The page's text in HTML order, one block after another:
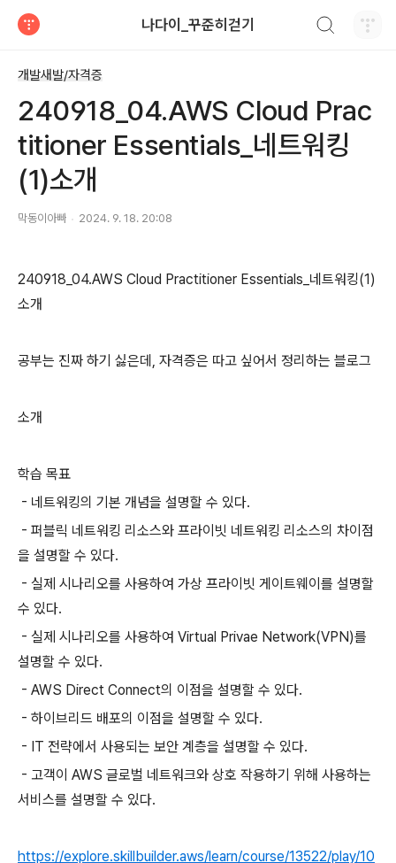
나다이_꾸준히걷기
개발새발/자격증
240918_04.AWS Cloud Prac
titioner Essentials_네트워킹
(1)소개
막동이아빠 2024. 9. 18. 20:08
240918_04.AWS Cloud Practitioner Essentials_네트워킹(1)
소개
공부는 진짜 하기 싫은데, 자격증은 따고 싶어서 정리하는 블로그
소개
학습 목표
- 네트워킹의 기본 개념을 설명할 수 있다.
- 퍼블릭 네트워킹 리소스와 프라이빗 네트워킹 리소스의 차이점
을 설명할 수 있다.
- 실제 시나리오를 사용하여 가상 프라이빗 게이트웨이를 설명할
수 있다.
- 실제 시나리오를 사용하여 Virtual Privae Network(VPN)를
설명할 수 있다.
- AWS Direct Connect의 이점을 설명할 수 있다.
- 하이브리드 배포의 이점을 설명할 수 있다.
- IT 전략에서 사용되는 보안 계층을 설명할 수 있다.
- 고객이 AWS 글로벌 네트워크와 상호 작용하기 위해 사용하는
서비스를 설명할 수 있다.
https://explore.skillbuilder.aws/learn/course/13522/play/10